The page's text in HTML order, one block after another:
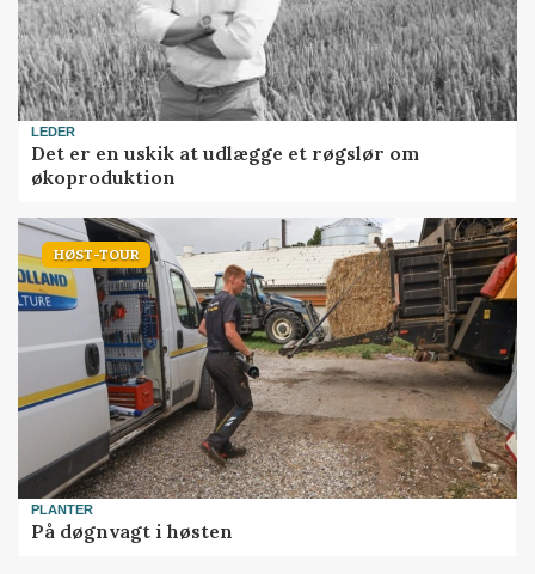
LEDER
Det er en uskik at udlægge et røgslør om
økoproduktion
HØST-TOUR
PLANTER
På døgnvagt i høsten